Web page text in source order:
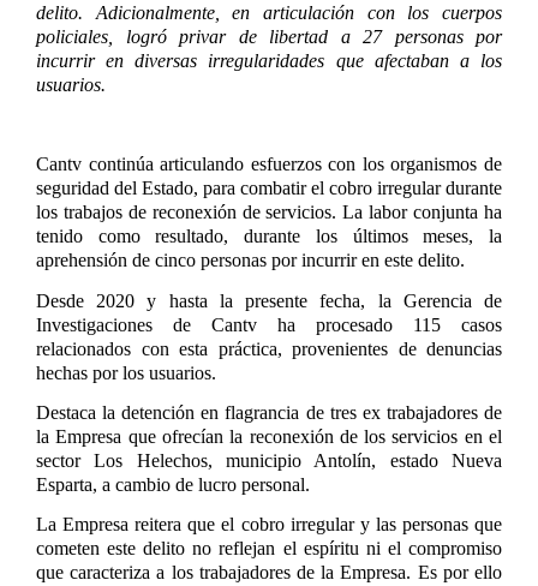
delito. Adicionalmente, en articulación con los cuerpos
policiales, logró privar de libertad a 27 personas por
incurrir en diversas irregularidades que afectaban a los
usuarios.
Cantv continúa articulando esfuerzos con los organismos de
seguridad del Estado, para combatir el cobro irregular durante
los trabajos de reconexión de servicios. La labor conjunta ha
tenido como resultado, durante los últimos meses, la
aprehensión de cinco personas por incurrir en este delito.
Desde 2020 y hasta la presente fecha, la Gerencia de
Investigaciones de Cantv ha procesado 115 casos
relacionados con esta práctica, provenientes de denuncias
hechas por los usuarios.
Destaca la detención en flagrancia de tres ex trabajadores de
la Empresa que ofrecían la reconexión de los servicios en el
sector Los Helechos, municipio Antolín, estado Nueva
Esparta, a cambio de lucro personal.
La Empresa reitera que el cobro irregular y las personas que
cometen este delito no reflejan el espíritu ni el compromiso
que caracteriza a los trabajadores de la Empresa. Es por ello